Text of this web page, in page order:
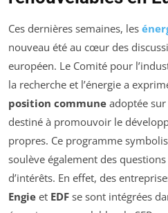
Ces dernières semaines, les
nouveau été au cœur des
européen. Le Comité pour
la recherche et l’énergie a
position commune adoptée
destiné à promouvoir le
propres. Ce programme
soulève également des
d’intérêts. En effet, des
Engie et EDF se sont intégrées